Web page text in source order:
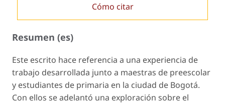
Cómo citar
Resumen (es)
Este escrito hace referencia a una experiencia de
trabajo desarrollada junto a maestras de preescolar
y estudiantes de primaria en la ciudad de Bogotá.
Con ellos se adelantó una exploración sobre el